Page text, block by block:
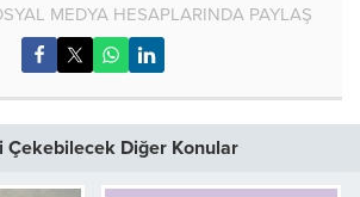
MEDYA HESAPLARINDA PAYLAŞ
Çekebilecek Diğer Konular